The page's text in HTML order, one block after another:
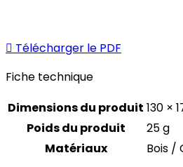
 Télécharger le PDF
Fiche technique
Dimensions du produit 130 ×
Poids du produit
25 g
Matériaux
Bois /